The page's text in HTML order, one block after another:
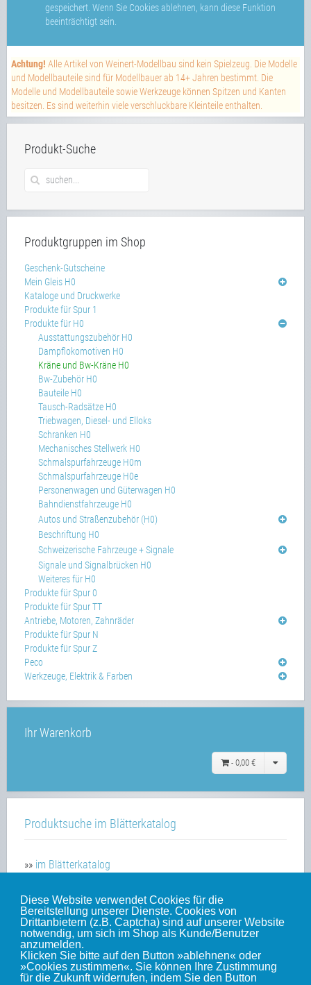
Diese Website verwendet Cookies für die
Bereitstellung unserer Dienste. Cookies von
Drittanbietern (z.B. Captcha) sind auf unserer Website
notwendig, um sich im Shop als Kunde/Benutzer
anzumelden.
Klicken Sie bitte auf den Button »ablehnen« oder
»Cookies zustimmen«. Sie können Ihre Zustimmung
für die Zukunft widerrufen, indem Sie den Button
gespeichert. Wenn Sie Cookies ablehnen, kann diese Funktion
beeinträchtigt sein.
Achtung! Alle Artikel von Weinert-Modellbau sind kein Spielzeug. Die Modelle
und Modellbauteile sind für Modellbauer ab 14+ Jahren bestimmt. Die
Modelle und Modellbauteile sowie Werkzeuge können Spitzen und Kanten
besitzen. Es sind weiterhin viele verschluckbare Kleinteile enthalten.
Produkt-Suche
Produktgruppen im Shop
Geschenk-Gutscheine
Mein Gleis H0
Kataloge und Druckwerke
Produkte für Spur 1
Produkte für H0
Ausstattungszubehör H0
Dampflokomotiven H0
Kräne und Bw-Kräne H0
Bw-Zubehör H0
Bauteile H0
Tausch-Radsätze H0
Triebwagen, Diesel- und Elloks
Schranken H0
Mechanisches Stellwerk H0
Schmalspurfahrzeuge H0m
Schmalspurfahrzeuge H0e
Personenwagen und Güterwagen H0
Bahndienstfahrzeuge H0
Autos und Straßenzubehör (H0)
Beschriftung H0
Schweizerische Fahrzeuge + Signale
Signale und Signalbrücken H0
Weiteres für H0
Produkte für Spur 0
Produkte für Spur TT
Antriebe, Motoren, Zahnräder
Produkte für Spur N
Produkte für Spur Z
Peco
Werkzeuge, Elektrik & Farben
Ihr Warenkorb
- 0,00 €
Produktsuche im Blätterkatalog
»» im Blätterkatalog
Unsere weiteren Websites
Weinert-Blog
mein Gleis